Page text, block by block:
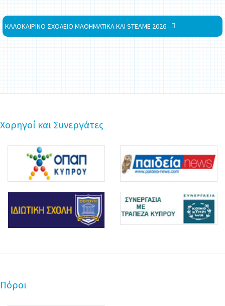
ΚΑΛΟΚΑΙΡΙΝΟ ΣΧΟΛΕΙΟ ΜΑΘΗΜΑΤΙΚΑ ΚΑΙ STEAME 2026
Χορηγοί και Συνεργάτες
Πόροι